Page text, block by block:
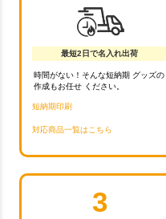
最短2日で名入れ出荷
時間がない！そんな短納期 グッズの
作成もお任せ ください。
短納期印刷
対応商品一覧はこちら
3